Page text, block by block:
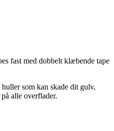
fast med dobbelt klæbende tape
som kan skade dit gulv,
alle overflader.